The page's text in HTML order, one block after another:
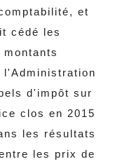
et
cédé les
d'impôt sur
clos en 2015
les résultats
les prix de